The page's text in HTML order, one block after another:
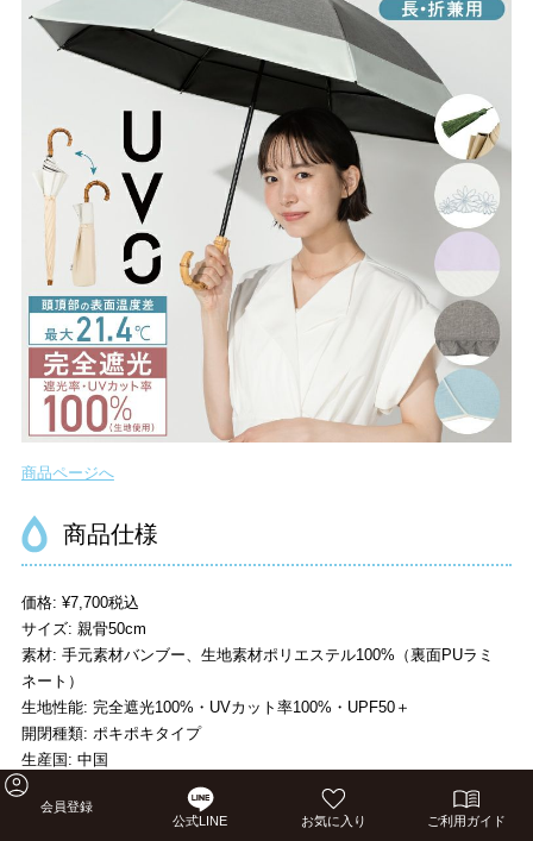
商品ページへ
商品仕様
価格: ¥7,700税込
サイズ: 親骨50cm
素材: 手元素材バンブー、生地素材ポリエステル100%（裏面PUラミ
ネート）
生地性能: 完全遮光100%・UVカット率100%・UPF50＋
開閉種類: ポキポキタイプ
生産国: 中国
商品の特徴
会員登録
公式LINE
お気に入り ご利用ガイド